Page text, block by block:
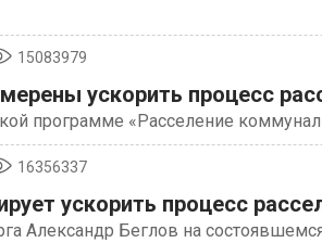
15083979
ускорить процесс
программе «Расселение
16356337
ускорить процесс
Александр Беглов на